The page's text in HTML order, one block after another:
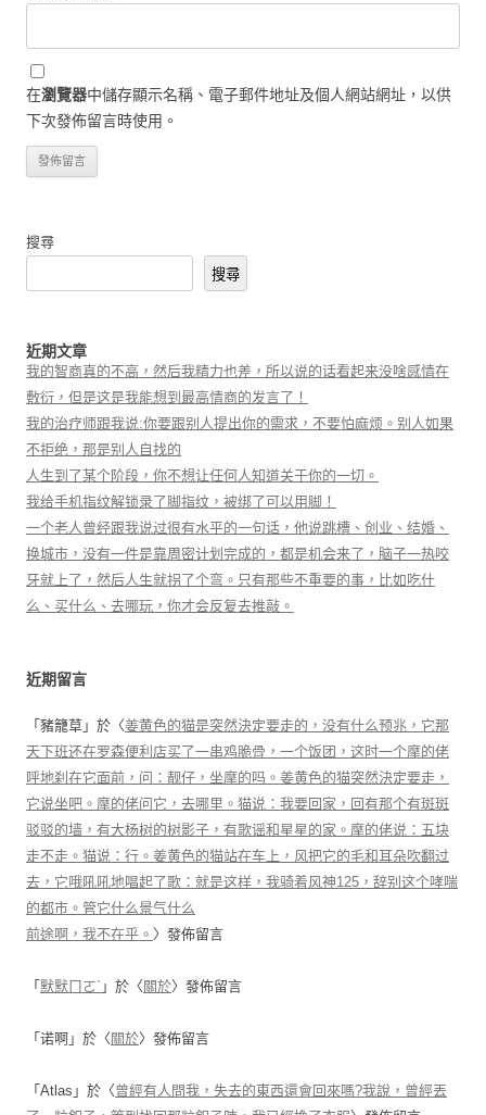
在瀏覽器中儲存顯示名稱、電子郵件地址及個人網站網址，以供
下次發佈留言時使用。
搜尋
搜尋
近期文章
我的智商真的不高，然后我精力也差，所以说的话看起来没啥感情在
敷衍，但是这是我能想到最高情商的发言了！
我的治疗师跟我说:你要跟别人提出你的需求，不要怕麻烦。别人如果
不拒绝，那是别人自找的
人生到了某个阶段，你不想让任何人知道关于你的一切。
我给手机指纹解锁录了脚指纹，被绑了可以用脚！
一个老人曾经跟我说过很有水平的一句话，他说跳槽、创业、结婚、
换城市，没有一件是靠周密计划完成的，都是机会来了，脑子一热咬
牙就上了，然后人生就拐了个弯。只有那些不重要的事，比如吃什
么、买什么、去哪玩，你才会反复去推敲。
近期留言
「 豬籠草 」於〈姜黄色的猫是突然決定要走的，没有什么预兆，它那
天下班还在罗森便利店买了一串鸡脆骨，一个饭团，这时一个摩的佬
呼地刹在它面前，问：靓仔，坐摩的吗。姜黄色的猫突然決定要走，
它说坐吧。摩的佬问它，去哪里。猫说：我要回家，回有那个有斑斑
驳驳的墙，有大杨树的树影子，有歌谣和星星的家。摩的佬说：五块
走不走。猫说：行。姜黄色的猫站在车上，风把它的毛和耳朵吹翻过
去，它哦吼吼地唱起了歌：就是这样，我骑着风神125，辞别这个哮喘
的都市。管它什么景气什么
前途啊，我不在乎。 〉發佈留言
「 默默ㄇㄛˋ 」於〈 關於〉發佈留言
「 诺啊 」於〈 關於〉發佈留言
「 Atlas 」於〈曾經有人問我，失去的東西還會回來嗎?我說，曾經丟